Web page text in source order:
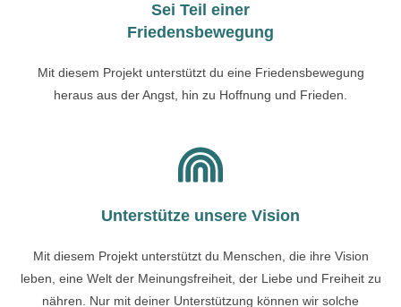
Sei Teil einer
Friedensbewegung
Mit diesem Projekt unterstützt du eine Friedensbewegung
heraus aus der Angst, hin zu Hoffnung und Frieden.
Unterstütze unsere Vision
Mit diesem Projekt unterstützt du Menschen, die ihre Vision
leben, eine Welt der Meinungsfreiheit, der Liebe und Freiheit zu
nähren. Nur mit deiner Unterstützung können wir solche